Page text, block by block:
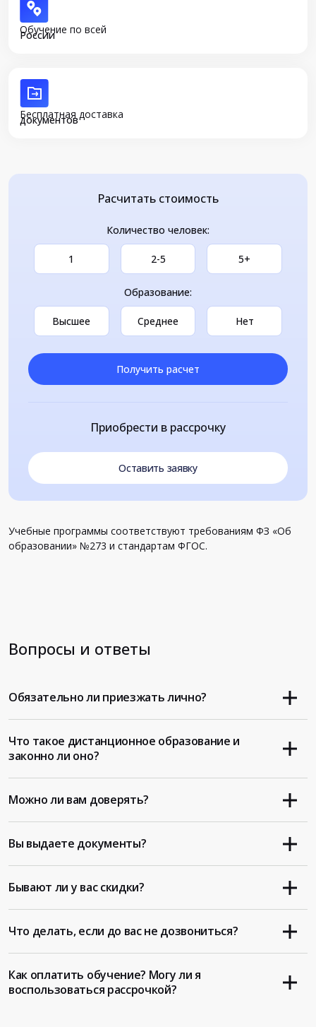
Обучение по всей
России
Бесплатная доставка
документов
Расчитать стоимость
Количество человек:
1 2-5 5+
Образование:
Высшее Среднее Нет
Получить расчет
Приобрести в рассрочку
Оставить заявку
Учебные программы соответствуют требованиям ФЗ «Об
образовании» №273 и стандартам ФГОС.
Вопросы и ответы
Обязательно ли приезжать лично?
Что такое дистанционное образование и
законно ли оно?
Можно ли вам доверять?
Вы выдаете документы?
Бывают ли у вас скидки?
Что делать, если до вас не дозвониться?
Как оплатить обучение? Могу ли я
воспользоваться рассрочкой?